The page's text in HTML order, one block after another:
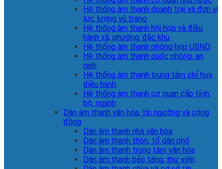
Hệ thống âm thanh doanh trại và đơn vị
lực lượng vũ trang
Hệ thống âm thanh hội họp và điều
hành xã, phường, đặc khu
Hệ thống âm thanh phòng họp UBND
Hệ thống âm thanh quốc phòng, an
ninh
Hệ thống âm thanh trung tâm chỉ huy,
điều hành
Hệ thống âm thanh cơ quan cấp tỉnh,
bộ, ngành
Dàn âm thanh văn hóa, tín ngưỡng và cộng
đồng
Dàn âm thanh nhà văn hóa
Dàn âm thanh thôn, tổ dân phố
Dàn âm thanh trung tâm văn hóa
Dàn âm thanh bảo tàng, thư viện